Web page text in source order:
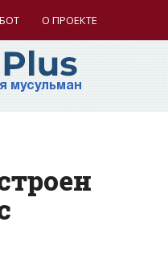
О ПРОЕКТЕ
мусульман